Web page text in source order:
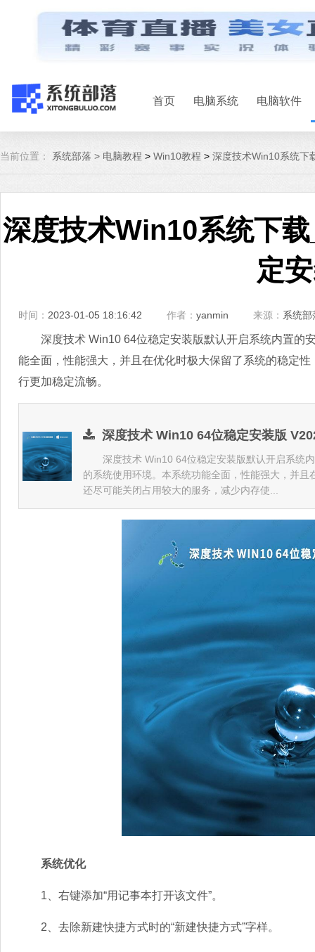
首页 电脑系统 电脑软件
当前位置： 系统部落 > 电脑教程 > Win10教程 > 深度技术Win10系统下
深度技术Win10系统下
定
时间： 2023-01-05 18:16:42 作者： yanmin 来源： 系统部
深度技术 Win10 64位稳定安装版默认开启系统内置的
能全面，性能强大，并且在优化时极大保留了系统的稳定
行更加稳定流畅。
深度技术 Win10 64位稳定安装版
深度技术 Win10 64位稳定安装版默认开启系统内
的系统使用环境。本系统功能全面，性能强大，并且
还尽可能关闭占用较大的服务，减少内存使...
系统优化
1、右键添加“用记事本打开该文件”。
2、去除新建快捷方式时的“新建快捷方式”字样。